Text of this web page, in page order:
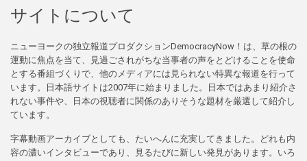
サイトについて
ニューヨークの独立報道プロダクションDemocracyNow！は、草の根の
運動に焦点を当て、見過ごされがちな当事者の声をとどけることを使命
とする番組づくりで、他のメディアには見られない特異な報道を行って
います。日本語サイトは2007年に始まりました。日本ではあまり紹介さ
れない事件や、日本の視聴者に関係のありそうな題材を厳選して紹介し
ています。
字幕動画アーカイブとしても、たいへんに充実してきました。どれも内
容の濃いインタビューであり、見るたびに新しい発見があります。いろ